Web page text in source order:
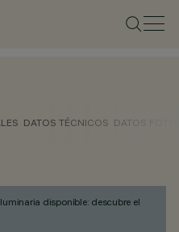
DATOS TÉCNICOS DATOS
disponible: descubre el